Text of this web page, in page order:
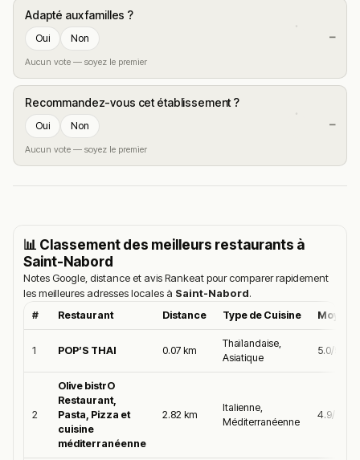
Adapté aux familles ?
Oui Non
Aucun vote — soyez le premier
—
Recommandez-vous cet établissement ?
Oui Non
Aucun vote — soyez le premier
—
📊 Classement des meilleurs restaurants à
Saint-Nabord
Notes Google, distance et avis Rankeat pour comparer rapidement
les meilleures adresses locales à Saint-Nabord.
# Restaurant Distance Type de Cuisine
1 POP’S THAI 0.07 km
Thaïlandaise,
Asiatique
5.0/5
2
Olive bistrO
Restaurant,
Pasta, Pizza et
cuisine
méditerranéenne
2.82 km
Italienne,
Méditerranéenne
4.9/5